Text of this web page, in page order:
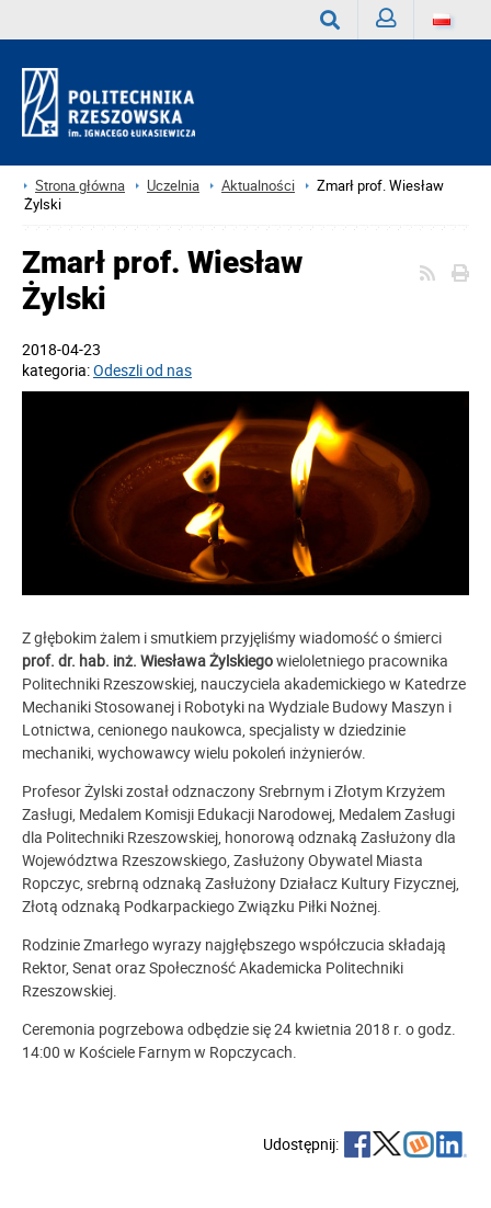
Strona główna Uczelnia Aktualności
Zmarł prof. Wiesław
Żylski
Zmarł prof. Wiesław
Żylski
2018-04-23
kategoria:Odeszli od nas
Z głębokim żalem i smutkiem przyjęliśmy wiadomość o śmierci
prof. dr. hab. inż. Wiesława Żylskiegowieloletniego pracownika
Politechniki Rzeszowskiej, nauczyciela akademickiego w Katedrze
Mechaniki Stosowanej i Robotyki na Wydziale Budowy Maszyn i
Lotnictwa, cenionego naukowca, specjalisty w dziedzinie
mechaniki, wychowawcy wielu pokoleń inżynierów.
Profesor Żylski został odznaczony Srebrnym i Złotym Krzyżem
Zasługi, Medalem Komisji Edukacji Narodowej, Medalem Zasługi
dla Politechniki Rzeszowskiej, honorową odznaką Zasłużony dla
Województwa Rzeszowskiego, Zasłużony Obywatel Miasta
Ropczyc, srebrną odznaką Zasłużony Działacz Kultury Fizycznej,
Złotą odznaką Podkarpackiego Związku Piłki Nożnej.
Rodzinie Zmarłego wyrazy najgłębszego współczucia składają
Rektor, Senat oraz Społeczność Akademicka Politechniki
Rzeszowskiej.
Ceremonia pogrzebowa odbędzie się 24 kwietnia 2018 r. o godz.
14:00 w Kościele Farnym w Ropczycach.
Udostępnij: